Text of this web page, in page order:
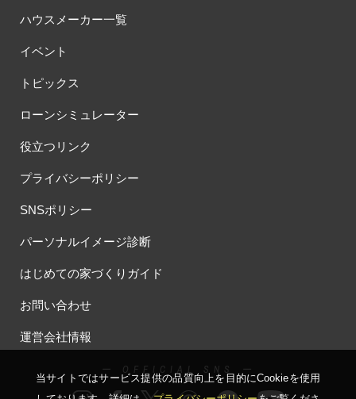
ハウスメーカー一覧
イベント
トピックス
ローンシミュレーター
役立つリンク
プライバシーポリシー
SNSポリシー
パーソナルイメージ診断
はじめての家づくりガイド
お問い合わせ
運営会社情報
ー OFFICIAL SNS ー
当サイトではサービス提供の品質向上を⽬的にCookieを使⽤